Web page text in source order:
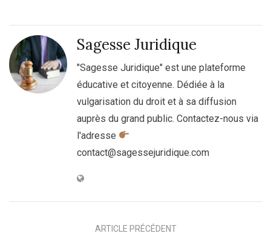
Sagesse Juridique
"Sagesse Juridique" est une plateforme
éducative et citoyenne. Dédiée à la
vulgarisation du droit et à sa diffusion
auprès du grand public. Contactez-nous via
l'adresse
contact@sagessejuridique.com
ARTICLE PRÉCÉDENT